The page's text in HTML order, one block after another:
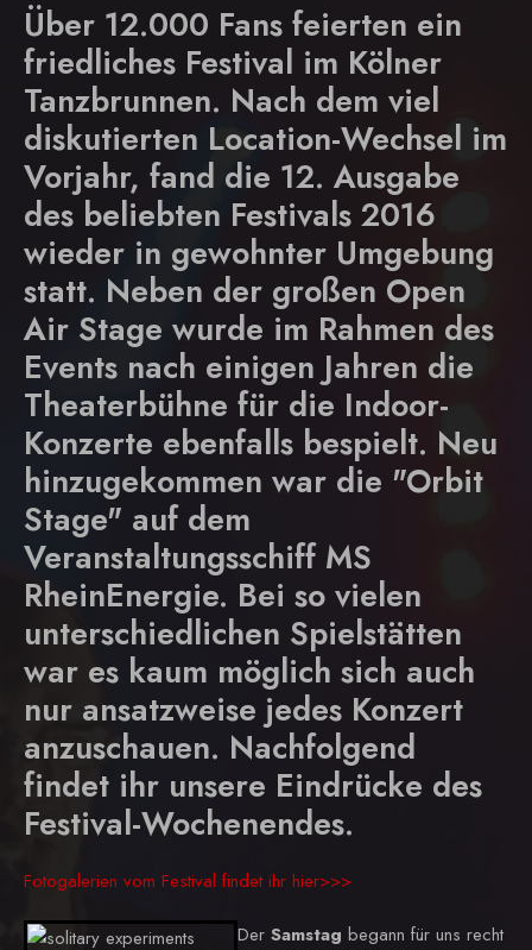
Über 12.000 Fans feierten ein
friedliches Festival im Kölner
Tanzbrunnen. Nach dem viel
diskutierten Location-Wechsel im
Vorjahr, fand die 12. Ausgabe
des beliebten Festivals 2016
wieder in gewohnter Umgebung
statt. Neben der großen Open
Air Stage wurde im Rahmen des
Events nach einigen Jahren die
Theaterbühne für die Indoor-
Konzerte ebenfalls bespielt. Neu
hinzugekommen war die "Orbit
Stage" auf dem
Veranstaltungsschiff MS
RheinEnergie. Bei so vielen
unterschiedlichen Spielstätten
war es kaum möglich sich auch
nur ansatzweise jedes Konzert
anzuschauen. Nachfolgend
findet ihr unsere Eindrücke des
Festival-Wochenendes.
Fotogalerien vom Festival findet ihr hier>>>
Der Samstag begann für uns recht